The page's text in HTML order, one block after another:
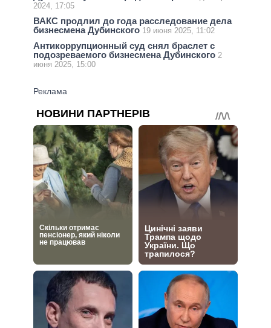
2024, 17:05
ВАКС продлил до года расследование дела
бизнесмена Дубинского 19 июня 2025, 11:02
Антикоррупционный суд снял браслет с
подозреваемого бизнесмена Дубинского 2
июня 2025, 15:00